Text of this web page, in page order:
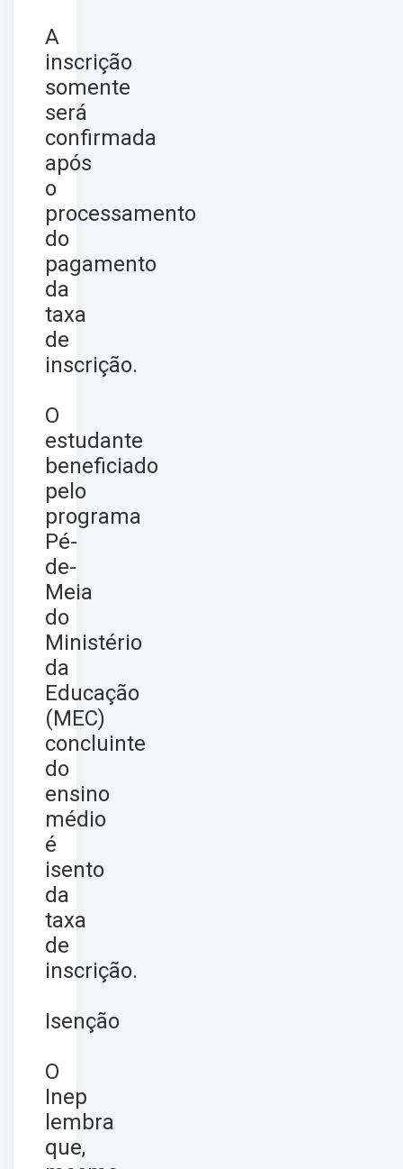
A
inscrição
somente
será
confirmada
após
o
processamento
do
pagamento
da
taxa
de
inscrição.
O
estudante
beneficiado
pelo
programa
Pé-
de-
Meia
do
Ministério
da
Educação
(MEC)
concluinte
do
ensino
médio
é
isento
da
taxa
de
inscrição.
Isenção
O
Inep
lembra
que,